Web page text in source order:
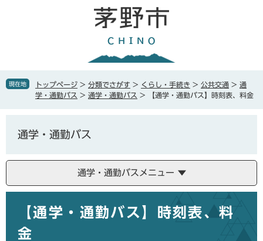
で
ば現在地 トップページ > 分類でさがす > くらし・手続き > 公共交通 > 通
学・通勤バス > 通学・通勤バス > 【通学・通勤バス】時刻表、料金
通学・通勤バス
通学・通勤バスメニュー
【通学・通勤バス】時刻表、料
金